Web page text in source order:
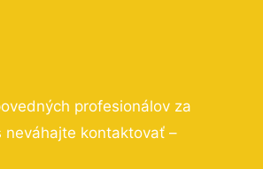
profesionálov za
neváhajte kontaktovať –